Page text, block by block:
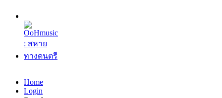
Home
Login